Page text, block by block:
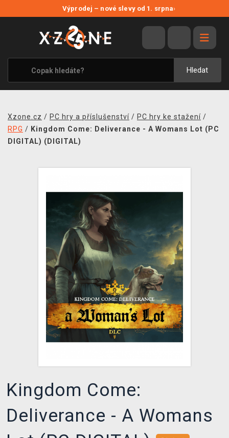
Výprodej – nové slevy od 1. srpna›
Hledat
VÝPRODEJ
VIDEOHRY
XZONE ORIGINALS
TÉMATIKY
MERCHANDISE
KONTAKT
PRODEJNY
XZONE KLUB
TCG & BOARDGAME HUB
VÝKUP HER (BAZAR)
Xzone.cz / PC hry a příslušenství / PC hry ke stažení /
RPG / Kingdom Come: Deliverance - A Womans Lot (PC
DIGITAL) (DIGITAL)
Kingdom Come:
Deliverance - A Womans